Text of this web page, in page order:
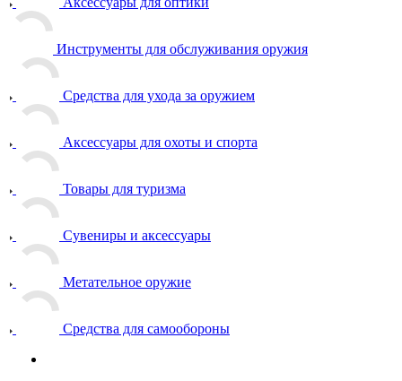
Инструменты для обслуживания оружия
Средства для ухода за оружием
Аксессуары для охоты и спорта
Товары для туризма
Сувениры и аксессуары
Метательное оружие
Средства для самообороны